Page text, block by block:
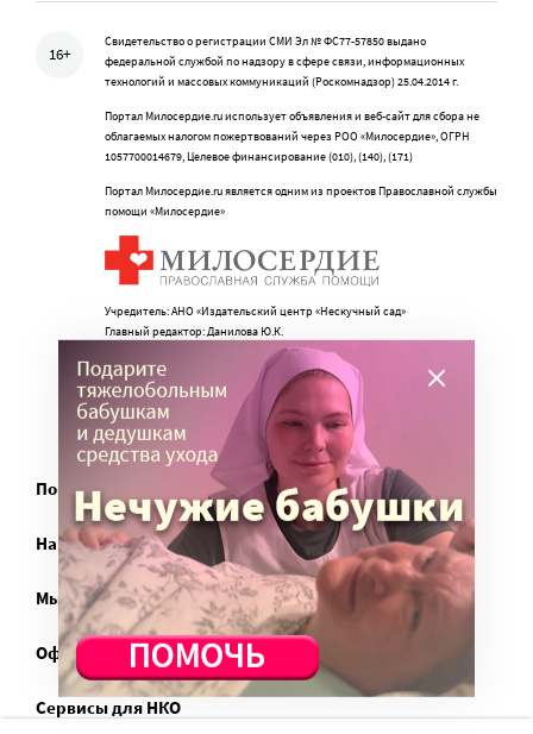
16+
Свидетельство о регистрации СМИ Эл № ФС77-57850 выдано
федеральной службой по надзору в сфере связи, информационных
технологий и массовых коммуникаций (Роскомнадзор) 25.04.2014 г.
Портал Милосердие.ru использует объявления и веб-сайт для сбора не
облагаемых налогом пожертвований через РОО «Милосердие», ОГРН
1057700014679, Целевое финансирование (010), (140), (171)
Портал Милосердие.ru является одним из проектов Православной службы
помощи «Милосердие»
Учредитель: АНО «Издательский центр «Нескучный сад»
Главный редактор: Данилова Ю.К.
8-499-350-05-95
Портал
Наши партнеры
Мы в соц.сетях
Официально
Сервисы для НКО